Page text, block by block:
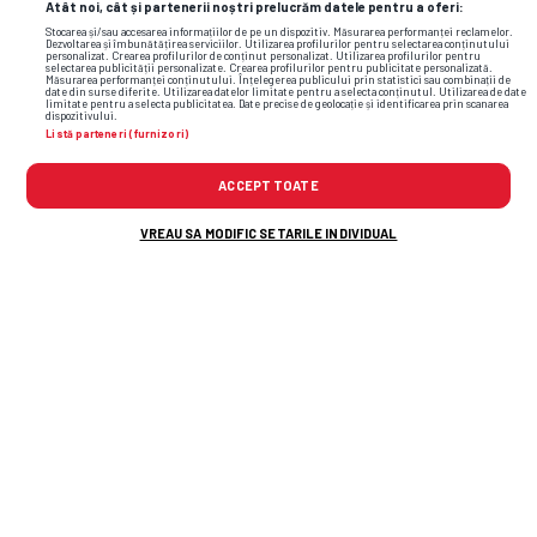
Atât noi, cât și partenerii noștri prelucrăm datele pentru a oferi:
Stocarea și/sau accesarea informațiilor de pe un dispozitiv. Măsurarea performanței reclamelor.
Dezvoltarea și îmbunătățirea serviciilor. Utilizarea profilurilor pentru selectarea conținutului
personalizat. Crearea profilurilor de conținut personalizat. Utilizarea profilurilor pentru
selectarea publicității personalizate. Crearea profilurilor pentru publicitate personalizată.
Măsurarea performanței conținutului. Înțelegerea publicului prin statistici sau combinații de
date din surse diferite. Utilizarea datelor limitate pentru a selecta conținutul. Utilizarea de date
limitate pentru a selecta publicitatea. Date precise de geolocație și identificarea prin scanarea
dispozitivului.
Listă parteneri (furnizori)
ACCEPT TOATE
VREAU SA MODIFIC SETARILE INDIVIDUAL